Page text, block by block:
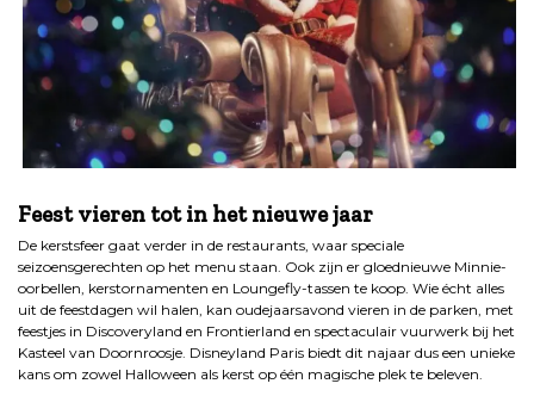
Feest vieren tot in het nieuwe jaar
De kerstsfeer gaat verder in de restaurants, waar speciale
seizoensgerechten op het menu staan. Ook zijn er gloednieuwe Minnie-
oorbellen, kerstornamenten en Loungefly-tassen te koop. Wie écht alles
uit de feestdagen wil halen, kan oudejaarsavond vieren in de parken, met
feestjes in Discoveryland en Frontierland en spectaculair vuurwerk bij het
Kasteel van Doornroosje. Disneyland Paris biedt dit najaar dus een unieke
kans om zowel Halloween als kerst op één magische plek te beleven.